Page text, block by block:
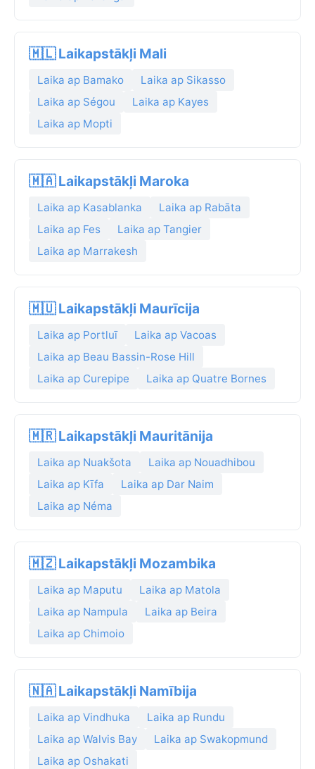
🇲🇱 Laikapstākļi Mali
Laika ap Bamako
Laika ap Sikasso
Laika ap Ségou
Laika ap Kayes
Laika ap Mopti
🇲🇦 Laikapstākļi Maroka
Laika ap Kasablanka
Laika ap Rabāta
Laika ap Fes
Laika ap Tangier
Laika ap Marrakesh
🇲🇺 Laikapstākļi Maurīcija
Laika ap Portluī
Laika ap Vacoas
Laika ap Beau Bassin-Rose Hill
Laika ap Curepipe
Laika ap Quatre Bornes
🇲🇷 Laikapstākļi Mauritānija
Laika ap Nuakšota
Laika ap Nouadhibou
Laika ap Kīfa
Laika ap Dar Naim
Laika ap Néma
🇲🇿 Laikapstākļi Mozambika
Laika ap Maputu
Laika ap Matola
Laika ap Nampula
Laika ap Beira
Laika ap Chimoio
🇳🇦 Laikapstākļi Namībija
Laika ap Vindhuka
Laika ap Rundu
Laika ap Walvis Bay
Laika ap Swakopmund
Laika ap Oshakati